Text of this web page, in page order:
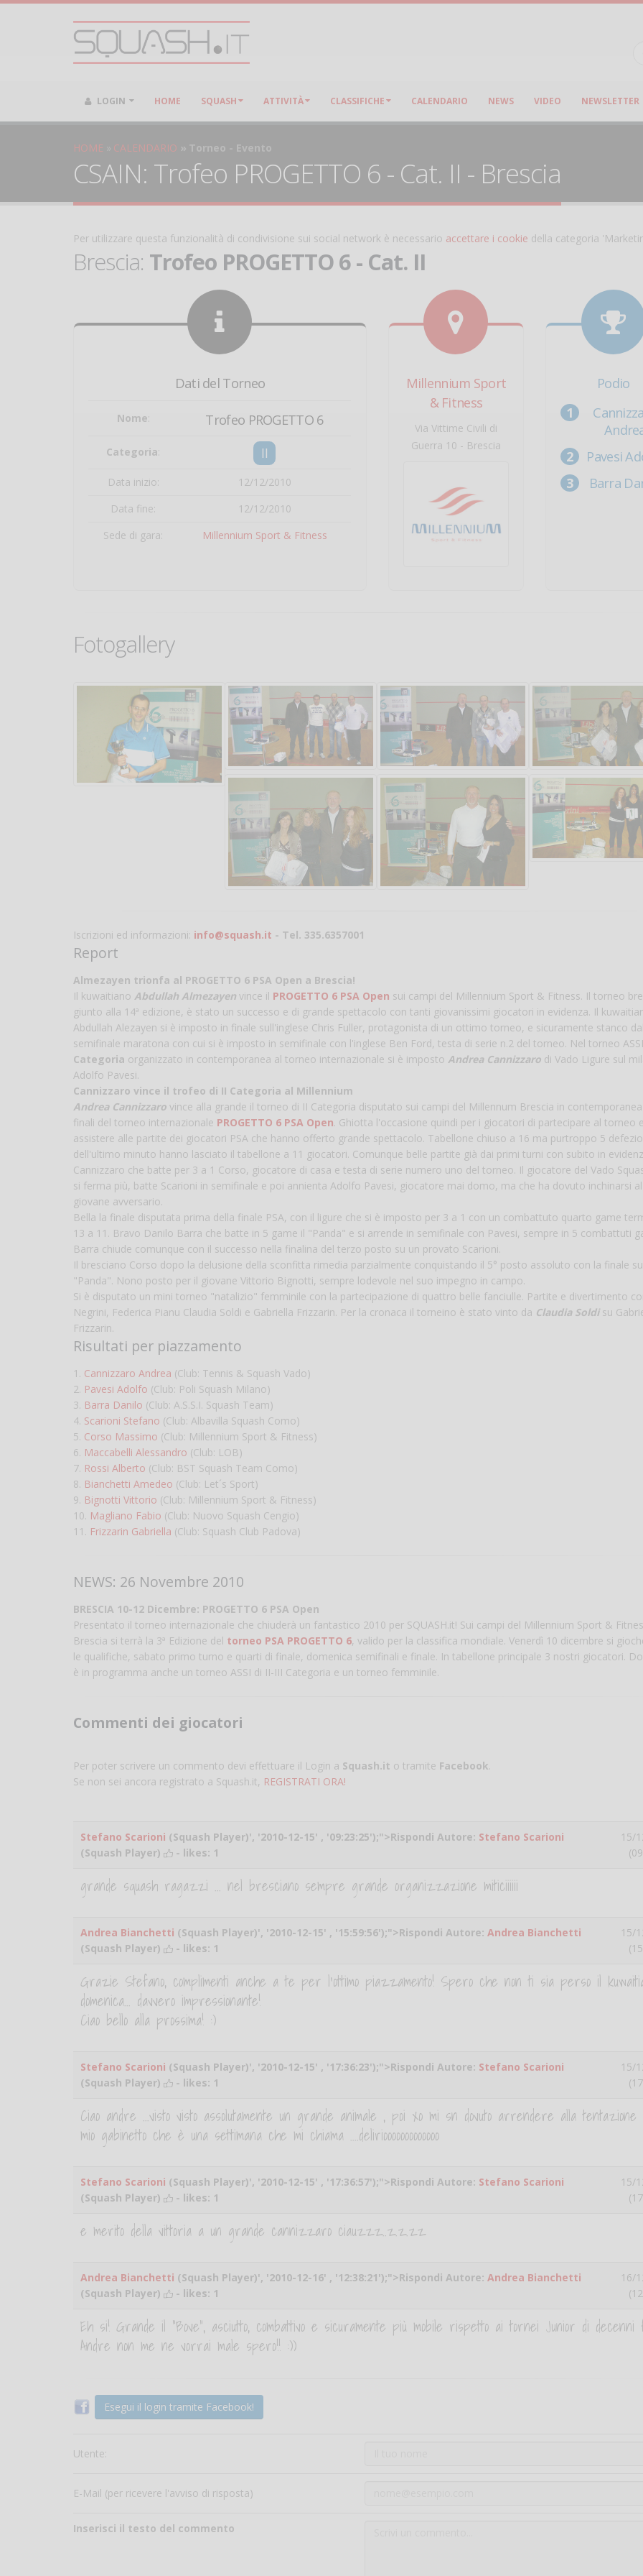
LOGIN HOME SQUASH ATTIVITÀ CLASSIFICHE CALENDARIO NEWS VIDEO NEWSLETTER
HOME CALENDARIO Torneo - Evento
CSAIN: Trofeo PROGETTO 6 - Cat. II - Brescia
Per utilizzare questa funzionalità di condivisione sui social network è necessario accettare i cookie della categoria
Brescia: Trofeo PROGETTO 6 - Cat. II
Dati del Torneo
Nome: Trofeo PROGETTO 6
Categoria: II
Data inizio:
12/12/2010
Data fine:
12/12/2010
Sede di gara:
Millennium Sport & Fitness
Millennium Sport
& Fitness
Via Vittime Civili di
Guerra 10 - Brescia
Podio
Pavesi
Barra
Fotogallery
Iscrizioni ed informazioni: info@squash.it - Tel. 335.6357001
Report
Almezayen trionfa al PROGETTO 6 PSA Open a Brescia!
Il kuwaitiano Abdullah Almezayen vince il PROGETTO 6 PSA Open sui campi del Millennium Sport & Fitness. Il torneo
giunto alla 14ª edizione, è stato un successo e di grande spettacolo con tanti giovanissimi giocatori in evidenza. Il
Abdullah Alezayen si è imposto in finale sull'inglese Chris Fuller, protagonista di un ottimo torneo, e sicuramente stanco
semifinale maratona con cui si è imposto in semifinale con l'inglese Ben Ford, testa di serie n.2 del torneo. Nel torneo
Categoria organizzato in contemporanea al torneo internazionale si è imposto Andrea Cannizzaro di Vado Ligure sul
Adolfo Pavesi.
Cannizzaro vince il trofeo di II Categoria al Millennium
Andrea Cannizzaro vince alla grande il torneo di II Categoria disputato sui campi del Millennum Brescia in
finali del torneo internazionale PROGETTO 6 PSA Open. Ghiotta l'occasione quindi per i giocatori di partecipare al torneo
assistere alle partite dei giocatori PSA che hanno offerto grande spettacolo. Tabellone chiuso a 16 ma purtroppo 5
dell'ultimo minuto hanno lasciato il tabellone a 11 giocatori. Comunque belle partite già dai primi turni con subito in
Cannizzaro che batte per 3 a 1 Corso, giocatore di casa e testa di serie numero uno del torneo. Il giocatore del Vado
si ferma più, batte Scarioni in semifinale e poi annienta Adolfo Pavesi, giocatore mai domo, ma che ha dovuto inchinarsi al
giovane avversario.
Bella la finale disputata prima della finale PSA, con il ligure che si è imposto per 3 a 1 con un combattuto quarto game
13 a 11. Bravo Danilo Barra che batte in 5 game il "Panda" e si arrende in semifinale con Pavesi, sempre in 5 combattuti
Barra chiude comunque con il successo nella finalina del terzo posto su un provato Scarioni.
Il bresciano Corso dopo la delusione della sconfitta rimedia parzialmente conquistando il 5° posto assoluto con la finale
"Panda". Nono posto per il giovane Vittorio Bignotti, sempre lodevole nel suo impegno in campo.
Si è disputato un mini torneo "natalizio" femminile con la partecipazione di quattro belle fanciulle. Partite e divertimento
Negrini, Federica Pianu Claudia Soldi e Gabriella Frizzarin. Per la cronaca il torneino è stato vinto da Claudia Soldisu
Frizzarin.
Risultati per piazzamento
1. Cannizzaro Andrea (Club: Tennis & Squash Vado)
2. Pavesi Adolfo (Club: Poli Squash Milano)
3. Barra Danilo (Club: A.S.S.I. Squash Team)
4. Scarioni Stefano (Club: Albavilla Squash Como)
5. Corso Massimo (Club: Millennium Sport & Fitness)
6. Maccabelli Alessandro (Club: LOB)
7. Rossi Alberto (Club: BST Squash Team Como)
8. Bianchetti Amedeo (Club: Let´s Sport)
9. Bignotti Vittorio (Club: Millennium Sport & Fitness)
10. Magliano Fabio (Club: Nuovo Squash Cengio)
11. Frizzarin Gabriella (Club: Squash Club Padova)
NEWS: 26 Novembre 2010
BRESCIA 10-12 Dicembre: PROGETTO 6 PSA Open
Presentato il torneo internazionale che chiuderà un fantastico 2010 per SQUASH.it! Sui campi del Millennium Sport &
Brescia si terrà la 3ª Edizione del torneo PSA PROGETTO 6, valido per la classifica mondiale. Venerdì 10 dicembre si
le qualifiche, sabato primo turno e quarti di finale, domenica semifinali e finale. In tabellone principale 3 nostri giocatori.
è in programma anche un torneo ASSI di II-III Categoria e un torneo femminile.
Commenti dei giocatori
Per poter scrivere un commento devi effettuare il Login a Squash.it o tramite Facebook.
Se non sei ancora registrato a Squash.it, REGISTRATI ORA!
Stefano Scarioni (Squash Player)', '2010-12-15' , '09:23:25');">Rispondi Autore: Stefano Scarioni
(Squash Player)
- likes: 1
15/
grande squash ragazzi ... nel bresciano sempre grande organizzazione miticiiiiii
Andrea Bianchetti (Squash Player)', '2010-12-15' , '15:59:56');">Rispondi Autore: Andrea Bianchetti
(Squash Player)
- likes: 1
15/
Grazie Stefano, complimenti anche a te per l'ottimo piazzamento! Spero che non ti sia perso il
domenica... davvero impressionante!
Ciao bello alla prossima! :)
Stefano Scarioni (Squash Player)', '2010-12-15' , '17:36:23');">Rispondi Autore: Stefano Scarioni
(Squash Player)
- likes: 1
15/
Ciao andre ...visto visto assolutamente un grande animale , poi xo mi sn dovuto arrendere alla tentazione
mio gabinetto che è una settimana che mi chiama ....deliriooooooooooooo
Stefano Scarioni (Squash Player)', '2010-12-15' , '17:36:57');">Rispondi Autore: Stefano Scarioni
(Squash Player)
- likes: 1
15/
e merito della vittoria a un grande cannizzaro ciauzzz..z.z.zz
Andrea Bianchetti (Squash Player)', '2010-12-16' , '12:38:21');">Rispondi Autore: Andrea Bianchetti
(Squash Player)
- likes: 1
16/
Eh si! Grande il "Bove", asciutto, combattivo e sicuramente più mobile rispetto ai tornei Junior di decenni
Andre non me ne vorrai male spero!! :))
Esegui il login tramite Facebook!
Utente:
E-Mail (per ricevere l'avviso di risposta)
Inserisci il testo del commento
come fare per prenotare
il campo per giocare con
un mio amico?
Devo chiamare il numero
Vanessa Catalano
Che figata
Andrea